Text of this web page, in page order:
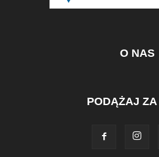
O NAS
PODĄŻAJ ZA